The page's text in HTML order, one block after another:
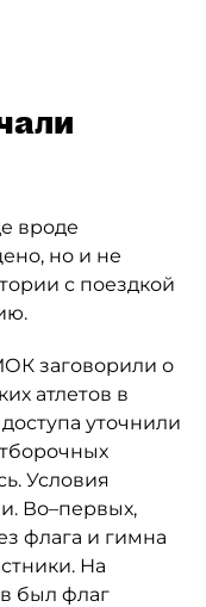
вроде
но и не
с поездкой
заговорили о
атлетов в
уточнили
Условия
Во–первых,
флага и гимна
На
был флаг